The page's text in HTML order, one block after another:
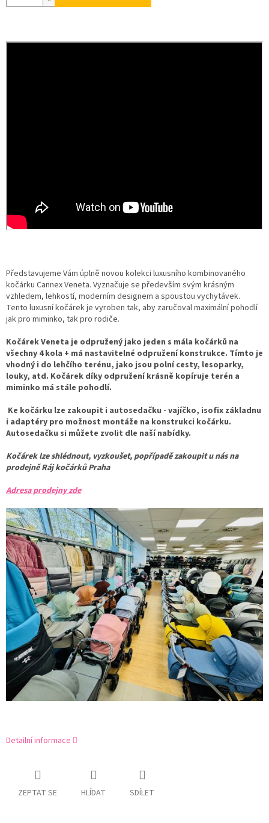
Představujeme Vám úplně novou kolekci luxusního kombinovaného
kočárku Cannex Veneta. Vyznačuje se především svým krásným
vzhledem, lehkostí, moderním designem a spoustou vychytávek.
Tento luxusní kočárek je vyroben tak, aby zaručoval maximální pohodlí
jak pro miminko, tak pro rodiče.
Kočárek Veneta je odpružený jako jeden s mála kočárků na
všechny 4 kola + má nastavitelné odpružení konstrukce. Tímto je
vhodný i do lehčího terénu, jako jsou polní cesty, lesoparky,
louky, atd. Kočárek díky odpružení krásně kopíruje terén a
miminko má stále pohodlí.
Ke kočárku lze zakoupit i autosedačku - vajíčko, isofix základnu
i adaptéry pro možnost montáže na konstrukci kočárku.
Autosedačku si můžete zvolit dle naší nabídky.
Kočárek lze shlédnout, vyzkoušet, popřípadě zakoupit u nás na
prodejně Ráj kočárků Praha
Adresa prodejny zde
Detailní informace
ZEPTAT SE HLÍDAT SDÍLET